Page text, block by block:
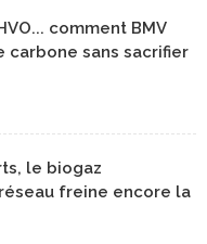
comment BMV
carbone sans sacrifier
le biogaz
freine encore la